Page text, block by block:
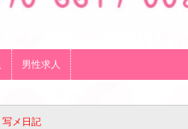
男性求人
写メ日記